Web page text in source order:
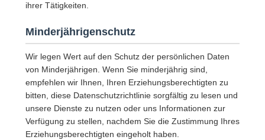
ihrer Tätigkeiten.
Minderjährigenschutz
Wir legen Wert auf den Schutz der persönlichen Daten
von Minderjährigen. Wenn Sie minderjährig sind,
empfehlen wir Ihnen, Ihren Erziehungsberechtigten zu
bitten, diese Datenschutzrichtlinie sorgfältig zu lesen und
unsere Dienste zu nutzen oder uns Informationen zur
Verfügung zu stellen, nachdem Sie die Zustimmung Ihres
Erziehungsberechtigten eingeholt haben.